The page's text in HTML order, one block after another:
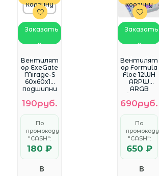
корзину
Заказать
в
WhatsApp
Вентилят
ор ExeGate
Mirage-S
60x60x15
подшипни
скольжени
я, 3500
RPM, 26dB,
3pin
EX281212RU
S
190руб.
По
промокоду
"CASH":
180 ₽
В
корзину
Заказать
в
WhatsApp
Вентилят
ор Formula
Floe 12WH
ARPW
ARGB
pin Ret
690руб.
По
промокоду
"CASH":
650 ₽
В